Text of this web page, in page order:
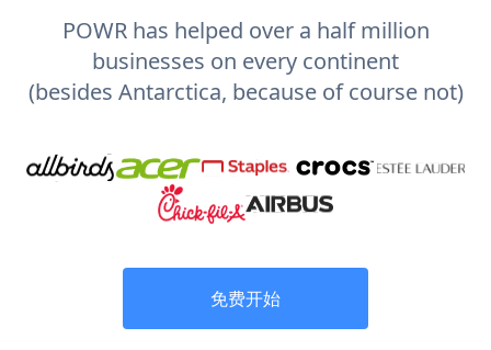
POWR has helped over a half million
businesses on every continent
(besides Antarctica, because of course not)
免费开始